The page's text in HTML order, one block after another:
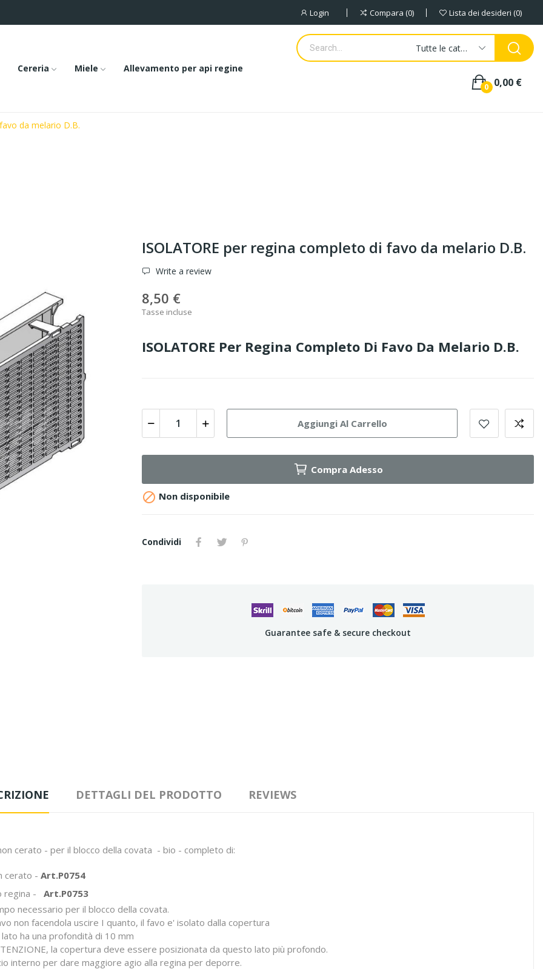
Login Compara 0 Lista dei desideri 0
Cereria Miele Allevamento per api regine
Tutte le categorie
0,00 €
0
da melario D.B.
ISOLATORE per regina completo di favo da melario D.B.
Write a review
8,50 €
Tasse incluse
ISOLATORE Per Regina Completo Di Favo Da Melario D.B.
Aggiungi Al Carrello
Compra Adesso
 Non disponibile
Condividi
Guarantee safe & secure checkout
DETTAGLI DEL PRODOTTO REVIEWS
cerato - per il blocco della covata - bio - completo di:
cerato - Art.P0754
regina - Art.P0753
necessario per il blocco della covata.
non facendola uscire I quanto, il favo e' isolato dalla copertura
ha una profondità di 10 mm
la copertura deve essere posizionata da questo lato più profondo.
interno per dare maggiore agio alla regina per deporre.